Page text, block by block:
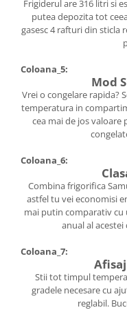
Frigiderul are 316 litri si
putea depozita tot
gasesc 4 rafturi din sticla
Coloana_5:
Mod
Vrei o congelare rapida?
temperatura in
cea mai de jos
Coloana_6:
Combina frigorifica
astfel tu vei economisi
mai putin comparativ cu
anual al
Coloana_7:
Stii tot timpul
gradele necesare cu
reglabil.